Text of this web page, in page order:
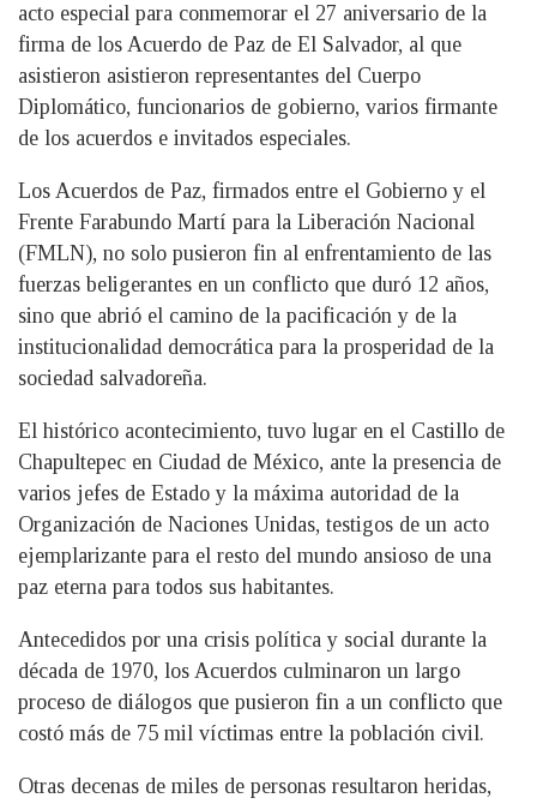
acto especial para conmemorar el 27 aniversario de la
firma de los Acuerdo de Paz de El Salvador, al que
asistieron asistieron representantes del Cuerpo
Diplomático, funcionarios de gobierno, varios firmante
de los acuerdos e invitados especiales.
Los Acuerdos de Paz, firmados entre el Gobierno y el
Frente Farabundo Martí para la Liberación Nacional
(FMLN), no solo pusieron fin al enfrentamiento de las
fuerzas beligerantes en un conflicto que duró 12 años,
sino que abrió el camino de la pacificación y de la
institucionalidad democrática para la prosperidad de la
sociedad salvadoreña.
El histórico acontecimiento, tuvo lugar en el Castillo de
Chapultepec en Ciudad de México, ante la presencia de
varios jefes de Estado y la máxima autoridad de la
Organización de Naciones Unidas, testigos de un acto
ejemplarizante para el resto del mundo ansioso de una
paz eterna para todos sus habitantes.
Antecedidos por una crisis política y social durante la
década de 1970, los Acuerdos culminaron un largo
proceso de diálogos que pusieron fin a un conflicto que
costó más de 75 mil víctimas entre la población civil.
Otras decenas de miles de personas resultaron heridas,